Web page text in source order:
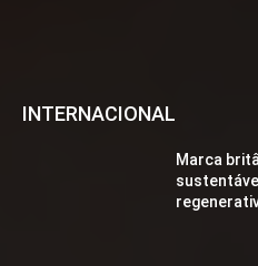
INTERNACIONAL
Marca